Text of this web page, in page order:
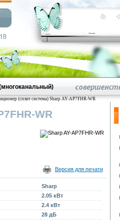
(сплит система) Sharp AY-AP7FHR-WR
WR
Версия для печати
Sharp
2.05 кВт
2.4 кВт
28 дБ